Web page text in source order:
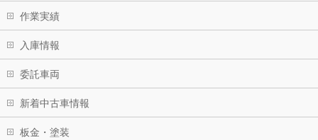
作業実績
入庫情報
委託車両
新着中古車情報
板金・塗装